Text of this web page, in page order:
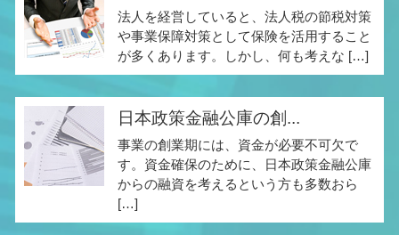
法人を経営していると、法人税の節税対策
や事業保障対策として保険を活用すること
が多くあります。しかし、何も考えな […]
日本政策金融公庫の創...
事業の創業期には、資金が必要不可欠で
す。資金確保のために、日本政策金融公庫
からの融資を考えるという方も多数おら
[…]